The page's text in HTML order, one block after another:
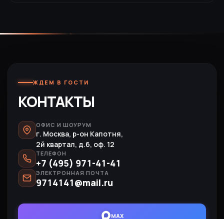
ЖДЕМ В ГОСТИ
КОНТАКТЫ
ОФИС И ШОУРУМ
г. Москва, р-он Капотня,
2й квартал, д.6, оф. 12
ТЕЛЕФОН
+7 (495) 971-41-41
ЭЛЕКТРОННАЯ ПОЧТА
9714141@mail.ru
MAX